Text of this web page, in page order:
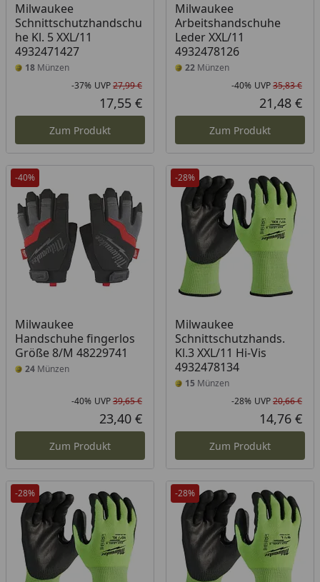
Milwaukee
Schnittschutzhandschu
he Kl. 5 XXL/11
4932471427
18 Münzen
Rabatt in Prozent
-37%
Ursprünglicher Preis
UVP27,99 €
Aktueller Preis
17,55 €
Zum Produkt
Milwaukee
Arbeitshandschuhe
Leder XXL/11
4932478126
22Münzen
-40% UVP35,83 €
21,48 €
Zum Produkt
-40%
Milwaukee
Handschuhe fingerlos
Größe 8/M 48229741
24 Münzen
Rabatt in Prozent
-40%
Ursprünglicher Preis
UVP39,65 €
Aktueller Preis
23,40 €
Zum Produkt
-28%
Milwaukee
Schnittschutzhands.
Kl.3 XXL/11 Hi-Vis
4932478134
15 Münzen
-28% UVP20,66 €
14,76 €
Zum Produkt
-28% -28%